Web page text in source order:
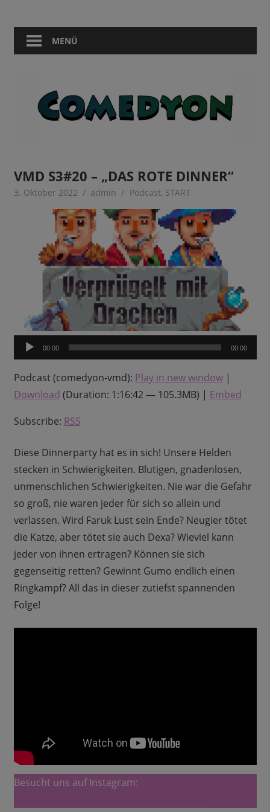
springen
Comedyon
Berlin
MENÜ
VMD S3#20 – „DAS ROTE DINNER“
3. Oktober 2022 admin Podcast, START
Audio-
Player
00:00 00:00
Podcast (comedyon-vmd): Play in new window|
Download (Duration: 1:16:42 — 105.3MB) | Embed
Subscribe: RSS
Diese Dinnerparty hat es in sich! Unsere Helden
stecken in Schwierigkeiten. Blutigen, gnadenlosen,
unmenschlichen Schwierigkeiten. Nie war die Gefahr
so groß, nie waren jeder für sich so allein und
verlassen. Wird Faruk Lust sein Ende? Neugier tötet
die Katze, aber tötet sie auch Dexa? Wieviel kann
jeder von ihnen ertragen? Können sie sich
gegenseitig retten? Gewinnt Gumo endlich einen
Ringkampf? All das in dieser zutiefst spannenden
Folge!
Besucht uns auf Instagram: